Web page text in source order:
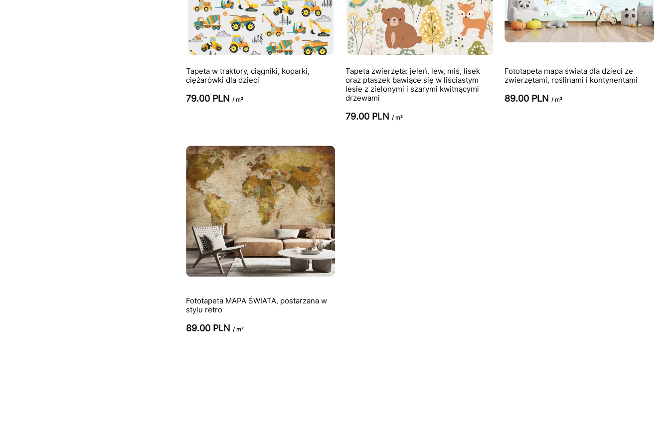
Tapeta w traktory, ciągniki, koparki,
ciężarówki dla dzieci
79.00 PLN / m²
Tapeta zwierzęta: jeleń, lew, miś, lisek
oraz ptaszek bawiące się w liściastym
lesie z zielonymi i szarymi kwitnącymi
drzewami
79.00 PLN / m²
Fototapeta mapa świata dla dzieci ze
zwierzętami, roślinami i kontynentami
89.00 PLN/ m²
Fototapeta MAPA ŚWIATA, postarzana w
stylu retro
89.00 PLN / m²